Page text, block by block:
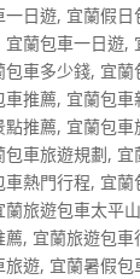
一日遊, 宜蘭假日
宜蘭包車一日遊,
包車多少錢, 宜蘭
車推薦, 宜蘭包車
點推薦, 宜蘭包車
包車旅遊規劃, 宜
車熱門行程, 宜蘭
蘭旅遊包車太平山
薦, 宜蘭旅遊包車
旅遊, 宜蘭暑假包